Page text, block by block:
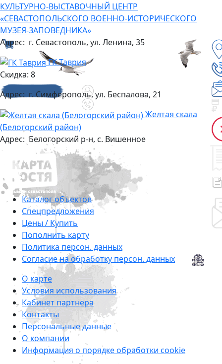
КУЛЬТУРНО-ВЫСТАВОЧНЫЙ ЦЕНТР
«СЕВАСТОПОЛЬСКОГО ВОЕННО-ИСТОРИЧЕСКОГО
МУЗЕЯ-ЗАПОВЕДНИКА»
Адрес: г. Севастополь, ул. Ленина, 35
ГК Таврия
Скидка: 8
Адрес:г. Симферополь, ул. Беспалова, 21
Желтая скала
(Белогорский район)
Адрес:Белогорский р-н, с. Вишенное
Каталог объектов
Cпецпредложения
Цены / Купить
Пополнить карту
Политика персон. данных
Согласие на обработку персон. данных
О карте
Условия использования
Кабинет партнера
Контакты
Персональные данные
О компании
Информация о порядке обработки cookie